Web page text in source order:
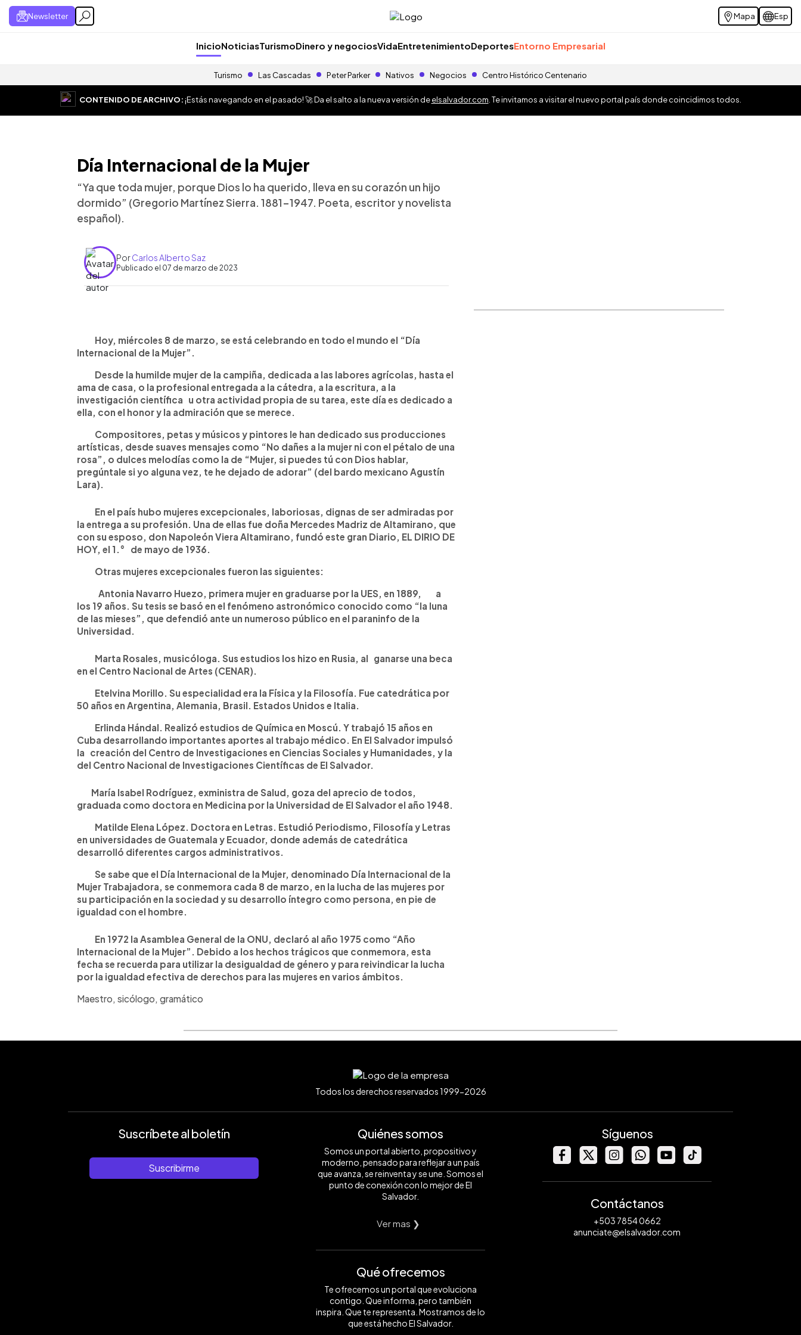
Newsletter Mapa Esp
InicioNoticiasTurismoDinero y negociosVidaEntretenimientoDeportesEntorno Empresarial
Turismo Las Cascadas Peter Parker Nativos Negocios Centro Histórico Centenario
CONTENIDO DE ARCHIVO:¡Estás navegando en el pasado! 🚀 Da el salto a la nueva versión deelsalvador.com . Te invitamos a visitar el nuevo portal país donde coincidimos todos.
Día Internacional de la Mujer
“Ya que toda mujer, porque Dios lo ha querido, lleva en su corazón un hijo
dormido” (Gregorio Martínez Sierra. 1881-1947. Poeta, escritor y novelista
español).
PorCarlos Alberto Saz
Publicado el 07 de marzo de 2023
Escuchar artículo
Hoy, miércoles 8 de marzo, se está celebrando en todo el mundo el “Día
Internacional de la Mujer”.
Desde la humilde mujer de la campiña, dedicada a las labores agrícolas, hasta el
ama de casa, o la profesional entregada a la cátedra, a la escritura, a la
investigación científica u otra actividad propia de su tarea, este día es dedicado a
ella, con el honor y la admiración que se merece.
Compositores, petas y músicos y pintores le han dedicado sus producciones
artísticas, desde suaves mensajes como “No dañes a la mujer ni con el pétalo de una
rosa”, o dulces melodías como la de “Mujer, si puedes tú con Dios hablar,
pregúntale si yo alguna vez, te he dejado de adorar” (del bardo mexicano Agustín
Lara).
En el país hubo mujeres excepcionales, laboriosas, dignas de ser admiradas por
la entrega a su profesión. Una de ellas fue doña Mercedes Madriz de Altamirano, que
con su esposo, don Napoleón Viera Altamirano, fundó este gran Diario, EL DIRIO DE
HOY, el 1.° de mayo de 1936.
Otras mujeres excepcionales fueron las siguientes:
Antonia Navarro Huezo, primera mujer en graduarse por la UES, en 1889, a
los 19 años. Su tesis se basó en el fenómeno astronómico conocido como “la luna
de las mieses”, que defendió ante un numeroso público en el paraninfo de la
Universidad.
Marta Rosales, musicóloga. Sus estudios los hizo en Rusia, al ganarse una beca
en el Centro Nacional de Artes (CENAR).
Etelvina Morillo. Su especialidad era la Física y la Filosofía. Fue catedrática por
50 años en Argentina, Alemania, Brasil. Estados Unidos e Italia.
Erlinda Hándal. Realizó estudios de Química en Moscú. Y trabajó 15 años en
Cuba desarrollando importantes aportes al trabajo médico. En El Salvador impulsó
la creación del Centro de Investigaciones en Ciencias Sociales y Humanidades, y la
del Centro Nacional de Investigaciones Científicas de El Salvador.
María Isabel Rodríguez, exministra de Salud, goza del aprecio de todos,
graduada como doctora en Medicina por la Universidad de El Salvador el año 1948.
Matilde Elena López. Doctora en Letras. Estudió Periodismo, Filosofía y Letras
en universidades de Guatemala y Ecuador, donde además de catedrática
desarrolló diferentes cargos administrativos.
Se sabe que el Día Internacional de la Mujer, denominado Día Internacional de la
Mujer Trabajadora, se conmemora cada 8 de marzo, en la lucha de las mujeres por
su participación en la sociedad y su desarrollo íntegro como persona, en pie de
igualdad con el hombre.
En 1972 la Asamblea General de la ONU, declaró al año 1975 como “Año
Internacional de la Mujer”. Debido a los hechos trágicos que conmemora, esta
fecha se recuerda para utilizar la desigualdad de género y para reivindicar la lucha
por la igualdad efectiva de derechos para las mujeres en varios ámbitos.
Maestro, sicólogo, gramático
Todos los derechos reservados 1999-2026
Suscríbete al boletín
Suscribirme
Quiénes somos
Somos un portal abierto, propositivo y
moderno, pensado para reflejar a un país
que avanza, se reinventa y se une. Somos el
punto de conexión con lo mejor de El
Salvador.
Ver mas ❯
Qué ofrecemos
Te ofrecemos un portal que evoluciona
contigo. Que informa, pero también
inspira. Que te representa. Mostramos de lo
que está hecho El Salvador.
Síguenos
Contáctanos
+503 7854 0662
anunciate@elsalvador.com